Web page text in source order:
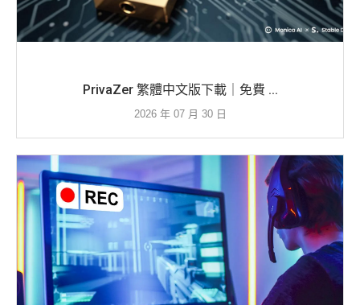
PrivaZer 繁體中文版下載｜免費 ...
2026 年 07 月 30 日